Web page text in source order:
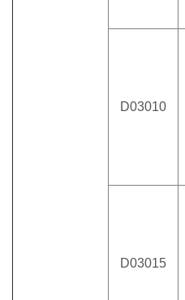
D03010
D03015